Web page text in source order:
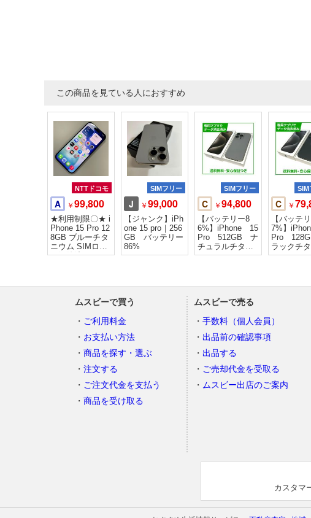
この商品を見ている人におすすめ
NTTドコモ
A ￥99,800
★利用制限〇★ i
Phone 15 Pro 12
8GB ブルーチタ
ニウム SIMロッ
ク解除済
SIMフリー
J ￥99,000
【ジャンク】iPh
one 15 pro｜256
GB バッテリー
86%
SIMフリー
C ￥94,800
【バッテリー8
6%】iPhone 15
Pro 512GB ナ
チュラルチタニ
ウム SIMフリ
SIM
C ￥
【バッテ
7%】
Pro
ラックチ
ム SIMフ
ムスビーで買う
ご利用料金
お支払い方法
商品を探す・選ぶ
注文する
ご注文代金を支払う
商品を受け取る
ムスビーで売る
手数料（個人会員）
出品前の確認事項
出品する
ご売却代金を受取る
ムスビー出店のご案内
カスタマ